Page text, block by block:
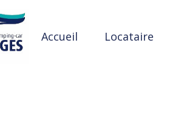
Accueil Locataire